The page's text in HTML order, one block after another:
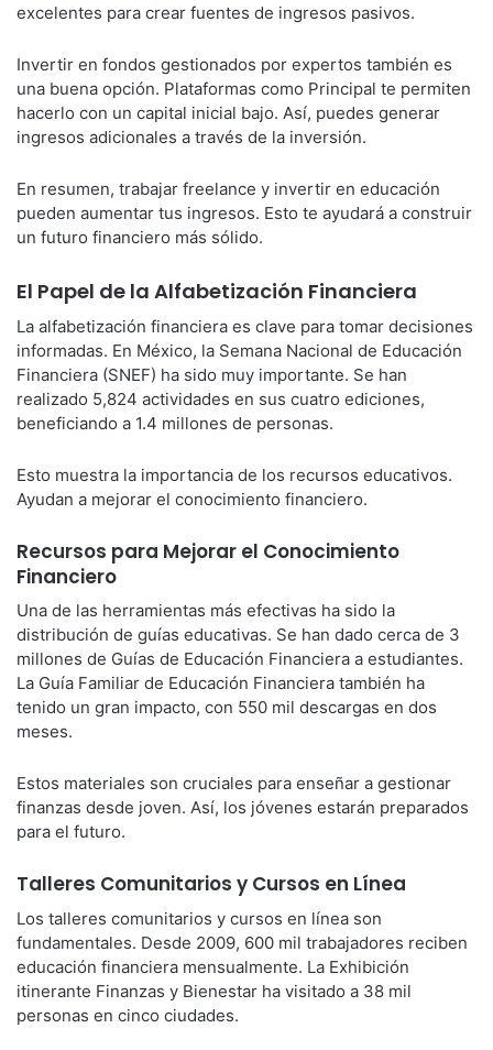
excelentes para crear fuentes de ingresos pasivos.
Invertir en fondos gestionados por expertos también es
una buena opción. Plataformas como Principal te permiten
hacerlo con un capital inicial bajo. Así, puedes generar
ingresos adicionales a través de la inversión.
En resumen, trabajar freelance y invertir en educación
pueden aumentar tus ingresos. Esto te ayudará a construir
un futuro financiero más sólido.
El Papel de la Alfabetización Financiera
La alfabetización financiera es clave para tomar decisiones
informadas. En México, la Semana Nacional de Educación
Financiera (SNEF) ha sido muy importante. Se han
realizado 5,824 actividades en sus cuatro ediciones,
beneficiando a 1.4 millones de personas.
Esto muestra la importancia de los recursos educativos.
Ayudan a mejorar el conocimiento financiero.
Recursos para Mejorar el Conocimiento
Financiero
Una de las herramientas más efectivas ha sido la
distribución de guías educativas. Se han dado cerca de 3
millones de Guías de Educación Financiera a estudiantes.
La Guía Familiar de Educación Financiera también ha
tenido un gran impacto, con 550 mil descargas en dos
meses.
Estos materiales son cruciales para enseñar a gestionar
finanzas desde joven. Así, los jóvenes estarán preparados
para el futuro.
Talleres Comunitarios y Cursos en Línea
Los talleres comunitarios y cursos en línea son
fundamentales. Desde 2009, 600 mil trabajadores reciben
educación financiera mensualmente. La Exhibición
itinerante Finanzas y Bienestar ha visitado a 38 mil
personas en cinco ciudades.